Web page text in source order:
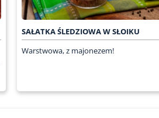
SAŁATKA ŚLEDZIOWA W SŁOIKU
Warstwowa, z majonezem!